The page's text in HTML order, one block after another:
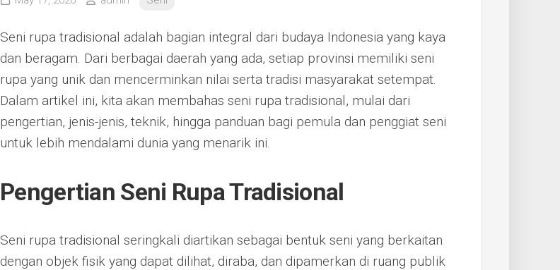
Seni rupa tradisional adalah bagian integral dari budaya Indonesia yang kaya
dan beragam. Dari berbagai daerah yang ada, setiap provinsi memiliki seni
rupa yang unik dan mencerminkan nilai serta tradisi masyarakat setempat.
Dalam artikel ini, kita akan membahas seni rupa tradisional, mulai dari
pengertian, jenis-jenis, teknik, hingga panduan bagi pemula dan penggiat seni
untuk lebih mendalami dunia yang menarik ini.
Pengertian Seni Rupa Tradisional
Seni rupa tradisional seringkali diartikan sebagai bentuk seni yang berkaitan
dengan objek fisik yang dapat dilihat, diraba, dan dipamerkan di ruang publik